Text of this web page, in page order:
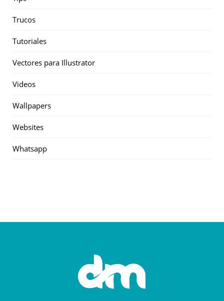
Trucos
Tutoriales
Vectores para Illustrator
Videos
Wallpapers
Websites
Whatsapp